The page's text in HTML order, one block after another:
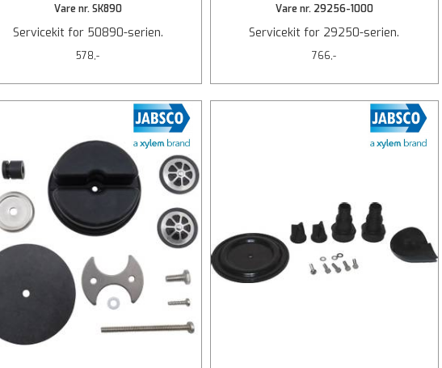
Vare nr. SK890
Servicekit for 50890-serien.
578,-
Vare nr. 29256-1000
Servicekit for 29250-serien.
766,-